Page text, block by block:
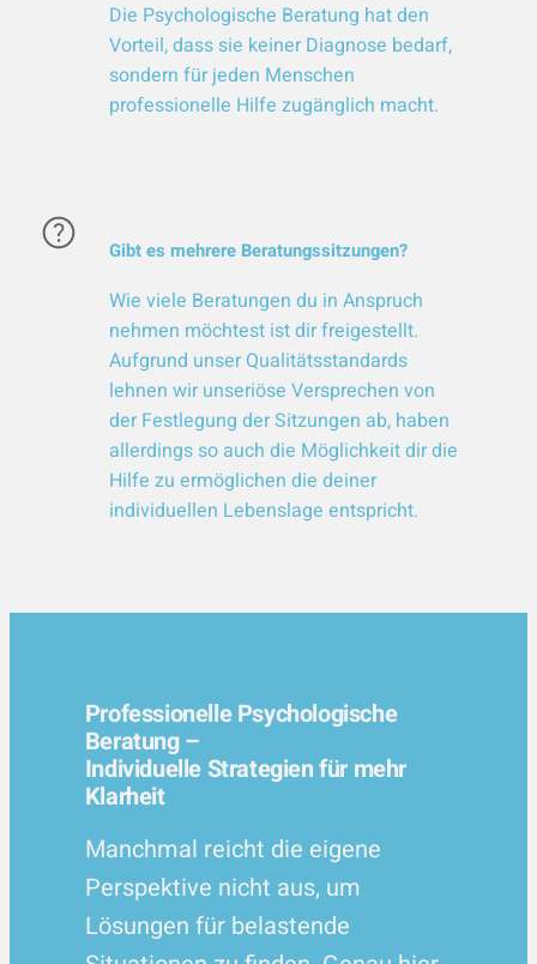
Die Psychologische Beratung hat den
Vorteil, dass sie keiner Diagnose bedarf,
sondern für jeden Menschen
professionelle Hilfe zugänglich macht.
Gibt es mehrere Beratungssitzungen?
Wie viele Beratungen du in Anspruch
nehmen möchtest ist dir freigestellt.
Aufgrund unser Qualitätsstandards
lehnen wir unseriöse Versprechen von
der Festlegung der Sitzungen ab, haben
allerdings so auch die Möglichkeit dir die
Hilfe zu ermöglichen die deiner
individuellen Lebenslage entspricht.
Professionelle Psychologische
Beratung –
Individuelle Strategien für mehr
Klarheit
Manchmal reicht die eigene
Perspektive nicht aus, um
Lösungen für belastende